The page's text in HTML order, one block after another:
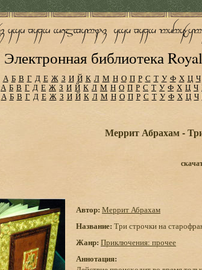
Электронная библиотека
А Б В Г Д Е Ж З И Й К Л М Н О П Р С Т У Ф Х Ц Ч
А Б В Г Д Е Ж З И Й К Л М Н О П Р С Т У Ф Х Ц Ч
А Б В Г Д Е Ж З И Й К Л М Н О П Р С Т У Ф Х Ц Ч
Меррит Абрахам -
Автор: Меррит Абрахам
Название: Три строчки на
Жанр: Приключения: прочее
Аннотация: